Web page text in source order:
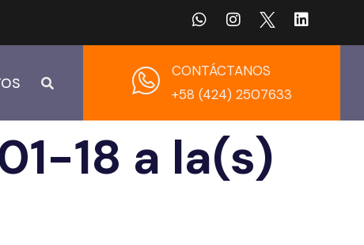
CONTÁCTANOS
+58 (424) 2507633
18 a la(s)